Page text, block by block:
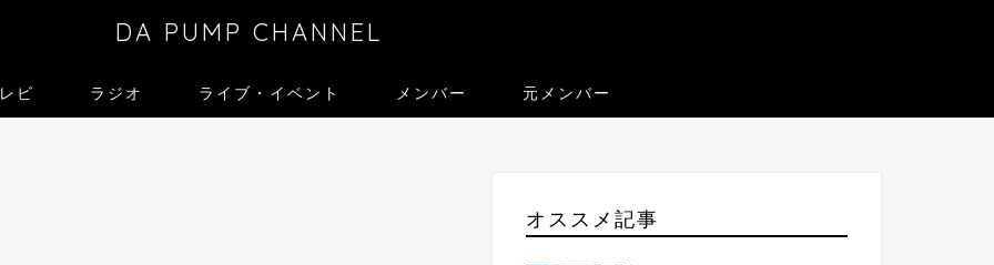
DA PUMP CHANNEL
ビ ラジオ ライブ・イベント メンバー 元メンバー
オススメ記事